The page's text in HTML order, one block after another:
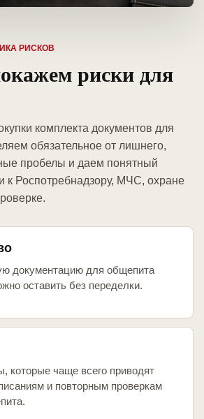
РИСКОВ
риски для
комплекта документов для
обязательное от лишнего,
пробелы и даем понятный
к Роспотребнадзору, МЧС, охране
документацию для общепита
оставить без переделки.
которые чаще всего приводят
и повторным проверкам